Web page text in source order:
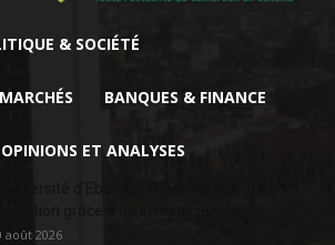
& SOCIÉTÉ
BANQUES & FINANCE
OPINIONS ET ANALYSES
août 2026